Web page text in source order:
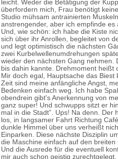
leicht. Weder die Betätigung der
überfordern mich, Frau benötigt
Studio mühsam antrainierten
anstrengender, aber ich empfinde es
Und, wie schön: ich habe die Kiste
sich über ihr Anrollen, begleitet von
und legt optimistisch die nächsten
zwei Kurbelwellenumdrehungen
wieder den nächsten Gang nehmen.
bis dahin kannte. Drehmoment heißt
Mir doch egal, Hauptsache das
Zeit sind meine anfängliche Angst,
Bedenken einfach weg. Ich habe
obendrein gibt's Anerkennung von
ganz super! Und schwupps sitzt er
mal in die Stadt”. Ups! Na denn. Der
los, in langsamer Fahrt Richtung
dunkle Himmel über uns verheißt
Einparken. Diese nächste Disziplin
die Maschine einfach auf den breiten
Und die Ausrede für die eventuell
mir auch schon geistig